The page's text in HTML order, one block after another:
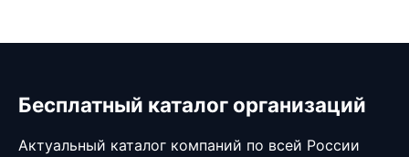
Бесплатный каталог организаций
Актуальный каталог компаний по всей России